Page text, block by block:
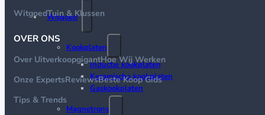
Witgoed
Kookplaten
Inductie kookplaten
Keramische kookplaten
Gaskookplaten
Magnetrons
WitgoedTuin & Klussen
OVER ONS
Over UitverkoopgigantHoe Wij Werken
Onze ExpertsReviewsBeste Koop Gids
Tips & Trends